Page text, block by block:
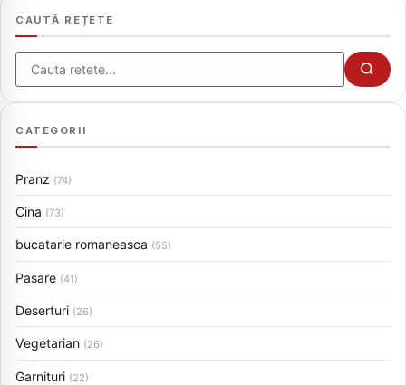
CAUTĂ REȚETE
Cauta
CATEGORII
Pranz (74)
Cina (73)
bucatarie romaneasca (55)
Pasare (41)
Deserturi (26)
Vegetarian (26)
Garnituri (22)